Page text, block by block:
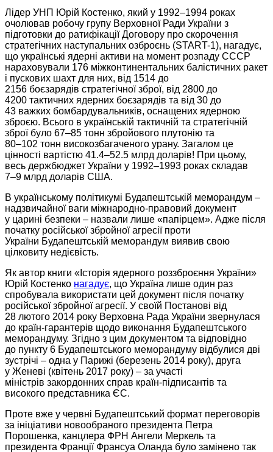
Лідер УНП Юрій Костенко, який у 1992–1994 роках
очолював робочу групу Верховної Ради України з
підготовки до ратифікаціїДоговору про скорочення
стратегічних наступальних озброєнь (START-1), нагадує,
що українські ядерні активи на момент розпаду СССР
нараховували 176 міжконтинентальних балістичних ракет
і пускових шахт для них, від 1514 до
2156 боєзарядів стратегічноїзброї, від 2800 до
4200 тактичних ядерних боєзарядів та від 30 до
43 важких бомбардувальників, оснащених ядерною
зброєю. Всього в українській тактичній та стратегічній
зброї було 67–85 тонн збройового плутонію та
80–102 тонн високозбагаченого урану. Загалом це
цінності вартістю 41.4–52.5 млрд доларів! При цьому,
весь держбюджет України у 1992–1993 роках складав
7–9 млрд доларів США.
В українському політикумі Будапештській меморандум –
надзвичайної ваги міжнародно-правовий документ
у царині безпеки – назвали лише «папірцем». Адже після
початку російської збройної агресії проти
України Будапештській меморандум виявив свою
цілковиту недієвість.
Як автор книги «Історія ядерного роззброєння України»
Юрій Костенко нагадує, що Україна лише один раз
спробувала використати цей документ після початку
російської збройної агресії. У своїй Постанові від
28 лютого 2014 року Верховна Рада України звернулася
до країн-гарантерів щодо виконання Будапештського
меморандуму. Згідно з цим документом та відповідно
до пункту 6 Будапештського меморандуму відбулися дві
зустрічі – одна у Парижі (березень 2014 року), друга
у Женеві (квітень 2017 року) – за участі
міністрів закордонних справ країн-підписантів та
високого представника ЄС.
Проте вже у червні Будапештський формат переговорів
за ініціативи новообраного президента Петра
Порошенка, канцлера ФРН Ангели Меркель та
президента Франції Франсуа Оланда було замінено так